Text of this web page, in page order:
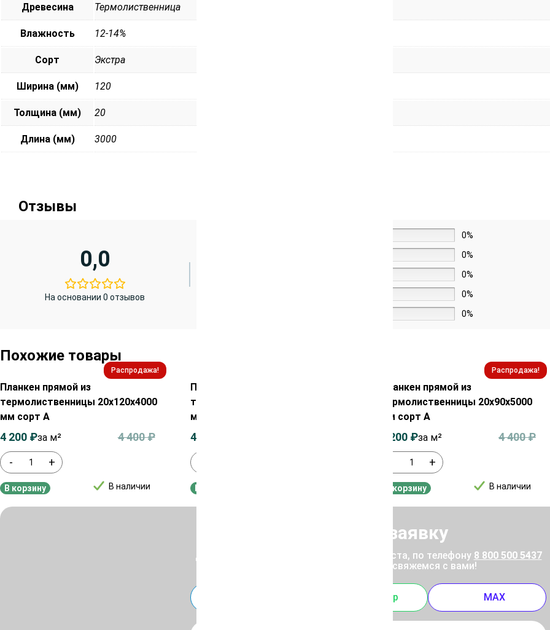
Древесина Термолиственница
Влажность 12-14%
Сорт Экстра
Ширина (мм) 120
Толщина (мм) 20
Длина (мм) 3000
Отзывы
0,0
На основании 0 отзывов
0%
0%
0%
0%
0%
Похожие товары
Распродажа!
Планкен прямой из
термолиственницы 20х120х4000
мм сорт А
- +
В наличии
4 400₽
4 200 ₽за м²
В корзину
Планкен прямой из
термолиственницы 20х90х6000
мм сорт А
4 200
Распродажа!
Планкен прямой из
термолиственницы 20х90х5000
мм сорт А
+
В наличии
4 400₽
4 200 ₽за м²
В корзину
Отправить заявку
Для уточнения цены позвоните, пожалуйста, по телефону 8 800 500 5437
или отправьте заявку, и мы свяжемся с вами!
Whatsapp MAX